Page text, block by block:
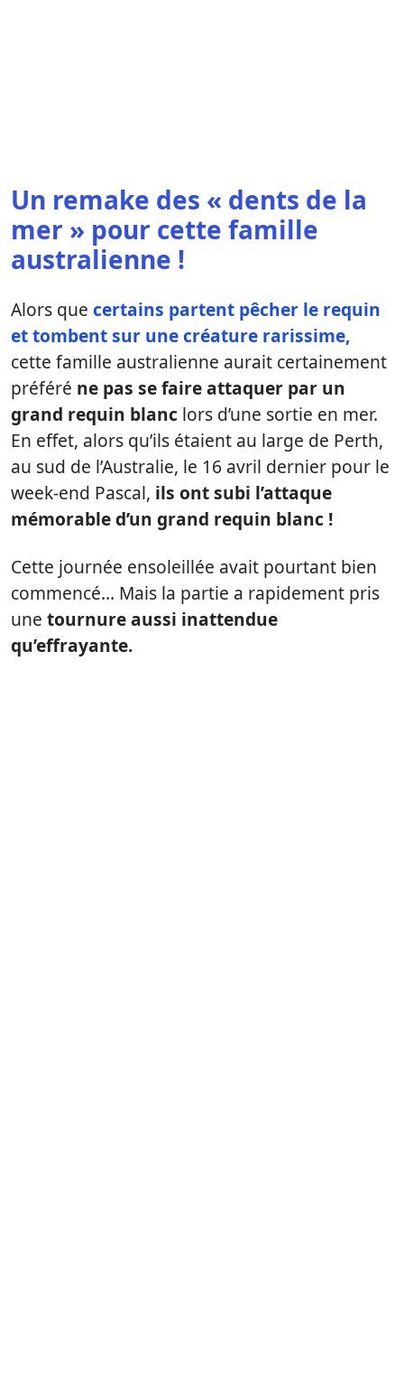
Un remake des « dents de la
mer » pour cette famille
australienne !
Alors que certains partent pêcher le requin
et tombent sur une créature rarissime,
cette famille australienne aurait certainement
préféré ne pas se faire attaquer par un
grand requin blanc lors d’une sortie en mer.
En effet, alors qu’ils étaient au large de Perth,
au sud de l’Australie, le 16 avril dernier pour le
week-end Pascal, ils ont subi l’attaque
mémorable d’un grand requin blanc !
Cette journée ensoleillée avait pourtant bien
commencé… Mais la partie a rapidement pris
une tournure aussi inattendue
qu’effrayante.